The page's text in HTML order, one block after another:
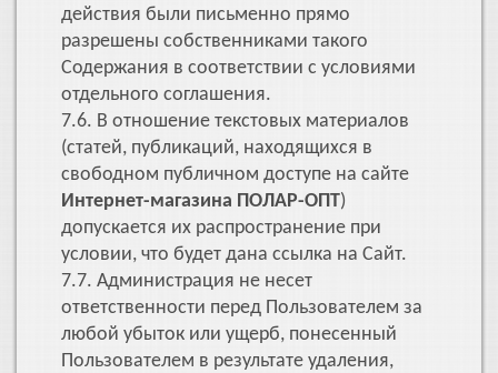
действия были письменно прямо
разрешены собственниками такого
Содержания в соответствии с условиями
отдельного соглашения.
7.6. В отношение текстовых материалов
(статей, публикаций, находящихся в
свободном публичном доступе на сайте
Интернет-магазина ПОЛАР-ОПТ)
допускается их распространение при
условии, что будет дана ссылка на Сайт.
7.7. Администрация не несет
ответственности перед Пользователем за
любой убыток или ущерб, понесенный
Пользователем в результате удаления,